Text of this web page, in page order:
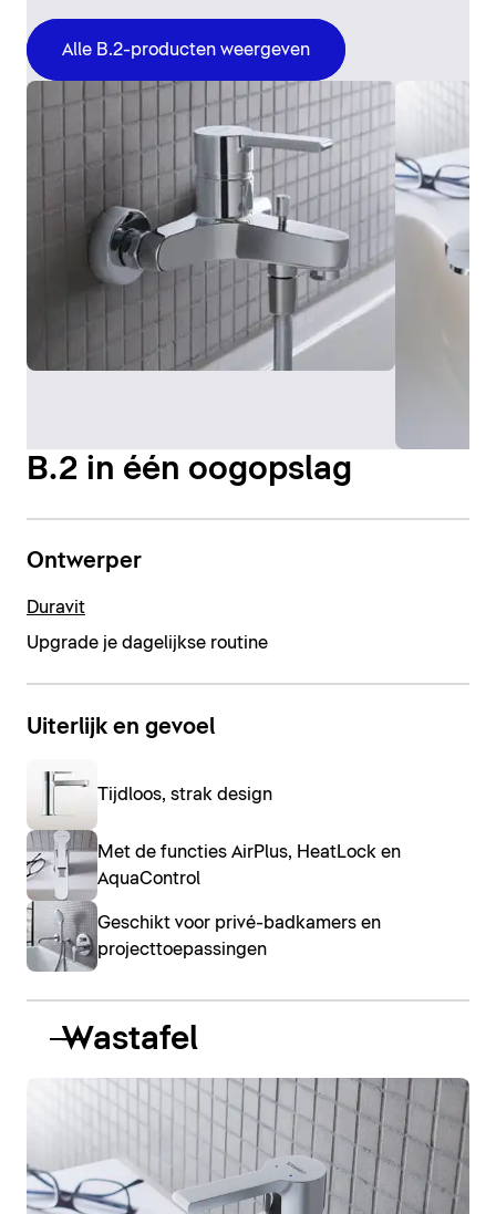
Alle B.2-producten weergeven
B.2 in één oogopslag
Ontwerper
Duravit
Upgrade je dagelijkse routine
Uiterlijk en gevoel
Tijdloos, strak design
Met de functies AirPlus, HeatLock en
AquaControl
Geschikt voor privé-badkamers en
projecttoepassingen
Wastafel